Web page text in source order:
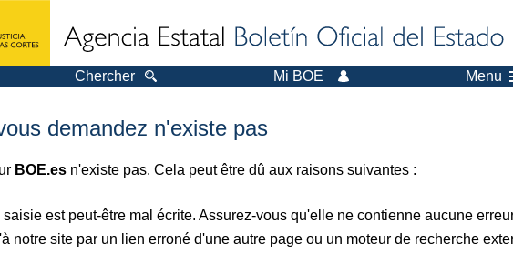
Chercher Mi BOE Menu
demandez n'existe pas
BOE.es n'existe pas. Cela peut être dû aux raisons suivantes :
est peut-être mal écrite. Assurez-vous qu'elle ne contienne aucune
notre site par un lien erroné d'une autre page ou un moteur de recherche